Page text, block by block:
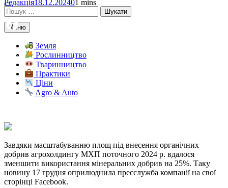
Пошук:
Меню
Земля
Рослинництво
Тваринництво
Практики
Ціни
Agro & Auto
Редакція18.12.202401 mins
Facebook
Telegram
Viber
Link
Print
Завдяки масштабуванню площ під внесення органічних
добрив агрохолдингу МХП поточного 2024 р. вдалося
зменшити використання мінеральних добрив на 25%. Таку
новину 17 грудня оприлюднила пресслужба компанії на свої
сторінці Facebook.